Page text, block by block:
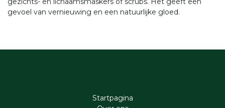
gevoel van vernieuwing en een natuurlijke gloed.
Startpagina